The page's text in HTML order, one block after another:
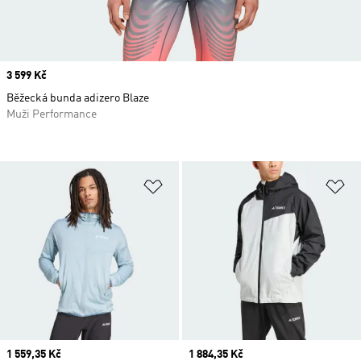
Přidat do seznamu přání
Current price
1 559,35 Kč Current price
1 884,35 Kč
Price
3 599 Kč
Běžecká bunda adizero Blaze
Muži Performance